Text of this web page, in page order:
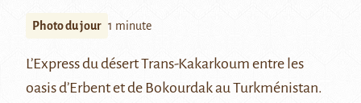
Photo du jour 1 minute
L’Express dudésert Trans-Kakarkoum entre les
oasis d’Erbentet de Bokourdak au Turkménistan.